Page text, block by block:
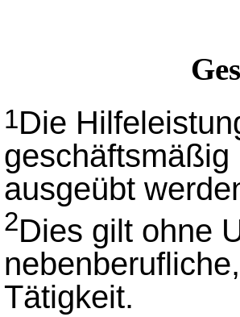
1Die
ausgeübt
2Dies gilt ohne
Tätigkeit.